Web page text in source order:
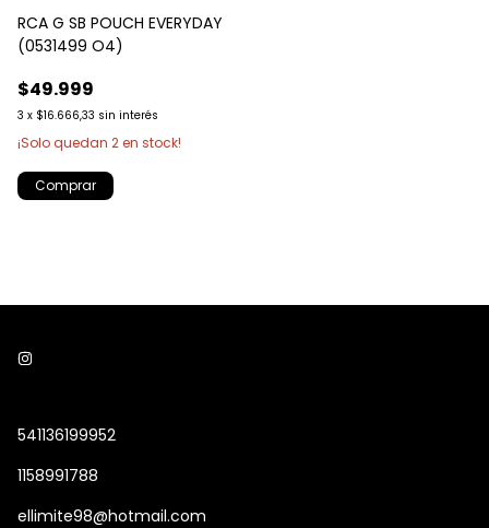
RCA G SB POUCH EVERYDAY
(0531499 O4)
$49.999
3 x $16.666,33 sin interés
¡Solo quedan 2en stock!
541136199952
1158991788
ellimite98@hotmail.com